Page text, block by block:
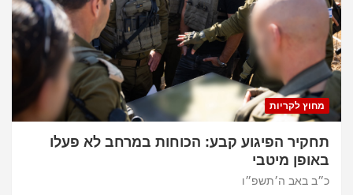
מחוץ לקריות
תחקיר הפיגוע קבע: הכוחות במרחב לא פעלו
באופן מיטבי
כ״ב באב ה׳תשפ״ו